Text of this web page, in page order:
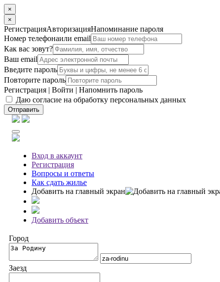
×
×
РегистрацияАвторизацияНапоминание пароля
Номер телефонаили email
Как вас зовут?
Ваш email
Введите пароль
Повторите пароль
Регистрация | Войти | Напомнить пароль
Даю согласие на обработку персональных данных
Отправить
Вход в аккаунт
Регистрация
Вопросы и ответы
Как сдать жилье
Добавить на главный экран
Добавить объект
Город
Заезд